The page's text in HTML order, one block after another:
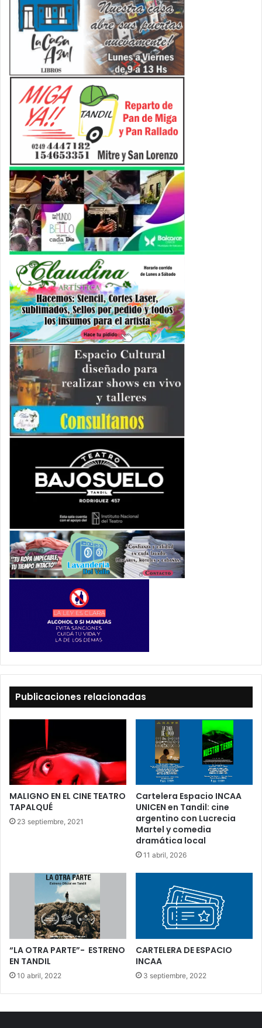
Publicaciones relacionadas
MALIGNO EN EL CINE TEATRO
TAPALQUÉ
23 septiembre, 2021
Cartelera Espacio INCAA
UNICEN en Tandil: cine
argentino con Lucrecia
Martel y comedia
dramática local
11 abril, 2026
“LA OTRA PARTE”- ESTRENO
EN TANDIL
10 abril, 2022
CARTELERA DE ESPACIO
INCAA
3 septiembre, 2022